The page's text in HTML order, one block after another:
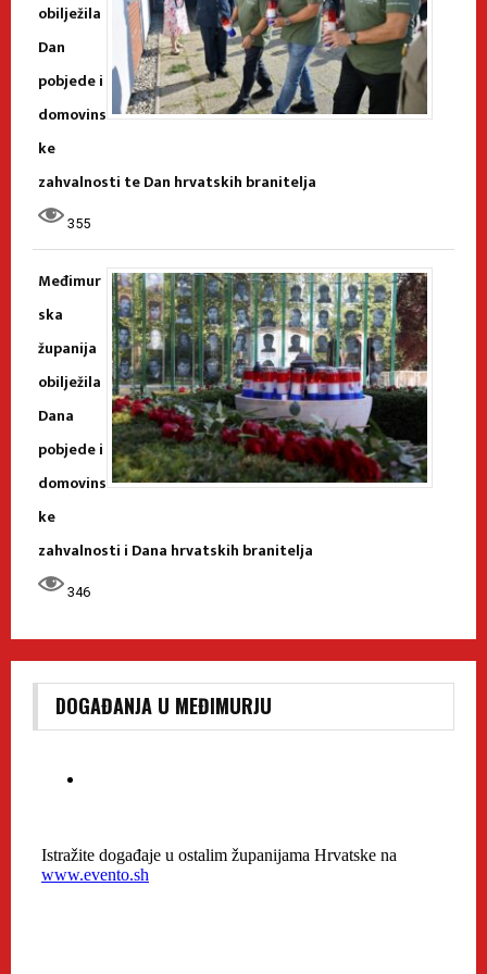
obilježila
Dan
pobjede i
domovins
ke
zahvalnosti te Dan hrvatskih branitelja
355
Međimur
ska
županija
obilježila
Dana
pobjede i
domovins
ke
zahvalnosti i Dana hrvatskih branitelja
346
DOGAĐANJA U MEĐIMURJU